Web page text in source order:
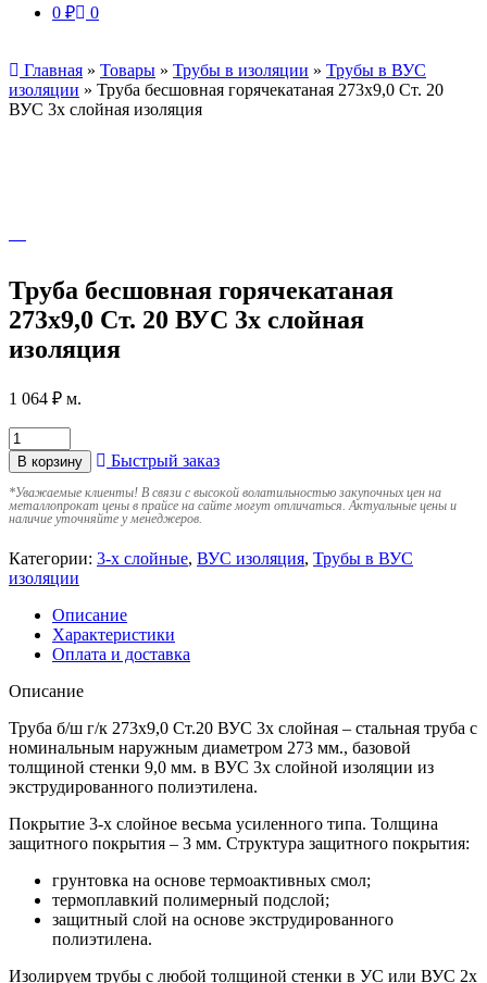
0 ₽ 0
Главная » Товары » Трубы в изоляции » Трубы в ВУС
изоляции » Труба бесшовная горячекатаная 273х9,0 Ст. 20
ВУС 3х слойная изоляция
Труба бесшовная горячекатаная
273х9,0 Ст. 20 ВУС 3х слойная
изоляция
1 064 ₽ м.
В корзину Быстрый заказ
*Уважаемые клиенты! В связи с высокой волатильностью закупочных цен на
металлопрокат цены в прайсе на сайте могут отличаться. Актуальные цены и
наличие уточняйте у менеджеров.
Категории: 3-х слойные, ВУС изоляция, Трубы в ВУС
изоляции
Описание
Характеристики
Оплата и доставка
Описание
Труба б/ш г/к 273х9,0 Ст.20 ВУС 3х слойная – стальная труба с
номинальным наружным диаметром 273 мм., базовой
толщиной стенки 9,0 мм. в ВУС 3х слойной изоляции из
экструдированного полиэтилена.
Покрытие 3-х слойное весьма усиленного типа. Толщина
защитного покрытия – 3 мм. Структура защитного покрытия:
грунтовка на основе термоактивных смол;
термоплавкий полимерный подслой;
защитный слой на основе экструдированного
полиэтилена.
Изолируем трубы с любой толщиной стенки в УС или ВУС 2х